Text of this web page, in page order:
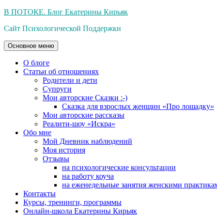
Перейти
содержимому
В ПОТОКЕ. Блог Екатерины Кирьяк
Сайт Психологической Поддержки
Основное меню
О блоге
Статьи об отношениях
Родители и дети
Супруги
Мои авторские Сказки :-)
Сказка для взрослых женщин «Про лошадку»
Мои авторские рассказы
Реалити-шоу «Искра»
Обо мне
Мой Дневник наблюдений
Моя история
Отзывы
на психологические консультации
на работу коуча
на еженедельные занятия женскими
Контакты
Курсы, тренинги, программы
Онлайн-школа Екатерины Кирьяк